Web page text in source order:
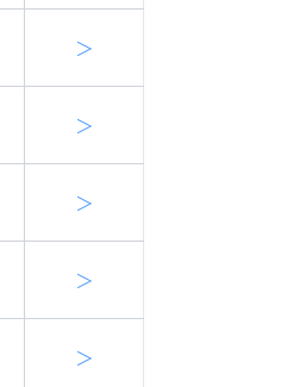
＞
＞
＞
＞
＞